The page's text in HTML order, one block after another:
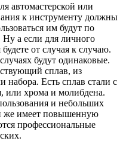
автомастерской или
к инструменту должны
им будут по
Ну а если для личного
от случая к случаю.
будут одинаковые.
сплав, из
набора. Есть сплав стали с
или хрома и молибдена.
и небольших
же имеет повышенную
профессиональные